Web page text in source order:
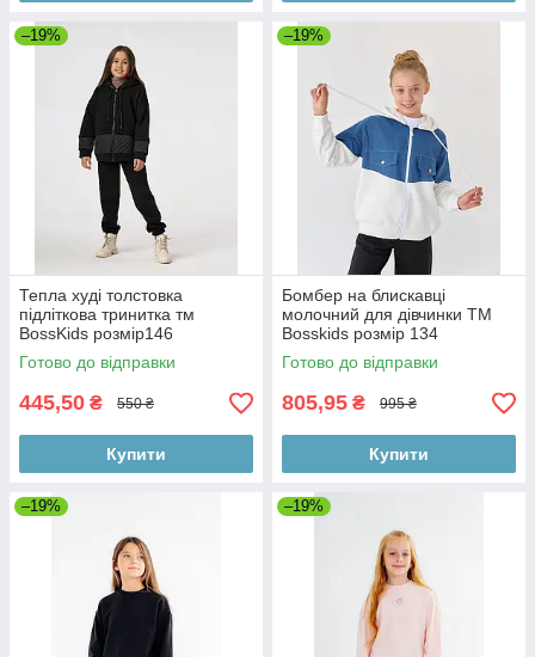
–19%
Тепла худі толстовка
підліткова тринитка тм
BossKids розмір146
Готово до відправки
445,50 ₴ 550 ₴
Купити
–19%
Бомбер на блискавці
молочний для дівчинки ТМ
Bosskids розмір 134
Готово до відправки
805,95 ₴ 995 ₴
Купити
–19% –19%